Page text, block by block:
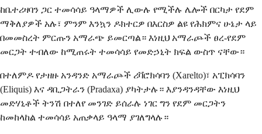
ከቤተሪዛባን ጋር ተመሳሳይ ዓላማዎች ሊውሉ የሚችሉ ሌሎች በርካታ የደም
ማቅለያዎች አሉ፣ ምንም እንኳን ዶክተርዎ በእርስዎ ልዩ የሕክምና ሁኔታ ላይ
በመመስረት ምርጡን አማራጭ ይመርጣል። እነዚህ አማራጮች ፀረ-የደም
መርጋት ተብለው ከሚጠሩት ተመሳሳይ የመድኃኒት ክፍል ውስጥ ናቸው።
በተለምዶ የታዘዙ አንዳንድ አማራጮች ሪቫሮክሳባን (Xarelto)፣ አፒክሳባን
(Eliquis) እና ዳቢጋትራን (Pradaxa) ያካትታሉ። እያንዳንዳቸው እነዚህ
መድሃኒቶች ትንሽ በተለየ መንገድ ይሰራሉ ነገር ግን የደም መርጋትን
ከመከላከል ተመሳሳይ አጠቃላይ ዓላማ ያገለግላሉ።